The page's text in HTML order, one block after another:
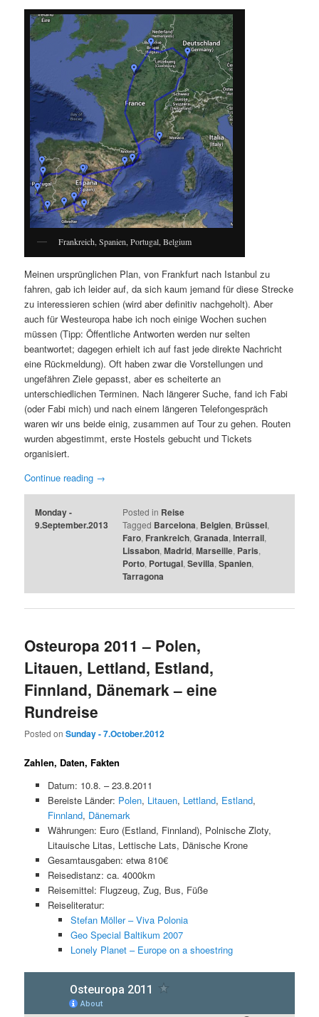
Frankreich, Spanien, Portugal, Belgium
Meinen ursprünglichen Plan, von Frankfurt nach Istanbul zu
fahren, gab ich leider auf, da sich kaum jemand für diese Strecke
zu interessieren schien (wird aber definitiv nachgeholt). Aber
auch für Westeuropa habe ich noch einige Wochen suchen
müssen (Tipp: Öffentliche Antworten werden nur selten
beantwortet; dagegen erhielt ich auf fast jede direkte Nachricht
eine Rückmeldung). Oft haben zwar die Vorstellungen und
ungefähren Ziele gepasst, aber es scheiterte an
unterschiedlichen Terminen. Nach längerer Suche, fand ich Fabi
(oder Fabi mich) und nach einem längeren Telefongespräch
waren wir uns beide einig, zusammen auf Tour zu gehen. Routen
wurden abgestimmt, erste Hostels gebucht und Tickets
organisiert.
Continue reading →
Monday -
9.September.2013
Posted in Reise
Tagged Barcelona, Belgien, Brüssel,
Faro, Frankreich, Granada, Interrail,
Lissabon, Madrid, Marseille, Paris,
Porto, Portugal, Sevilla, Spanien,
Tarragona
Osteuropa 2011 – Polen,
Litauen, Lettland, Estland,
Finnland, Dänemark – eine
Rundreise
Posted onSunday - 7.October.2012
Zahlen, Daten, Fakten
Datum: 10.8. – 23.8.2011
Bereiste Länder: Polen, Litauen, Lettland, Estland,
Finnland, Dänemark
Währungen: Euro (Estland, Finnland), Polnische Zloty,
Litauische Litas, Lettische Lats, Dänische Krone
Gesamtausgaben: etwa 810€
Reisedistanz: ca. 4000km
Reisemittel: Flugzeug, Zug, Bus, Füße
Reiseliteratur:
Stefan Möller – Viva Polonia
Geo Special Baltikum 2007
Lonely Planet – Europe on a shoestring